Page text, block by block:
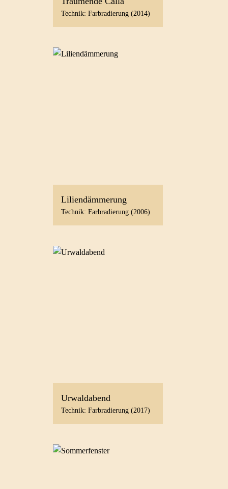
Technik: Farbradierung (2014)
Liliendämmerung
Technik: Farbradierung (2006)
Urwaldabend
Technik: Farbradierung (2017)